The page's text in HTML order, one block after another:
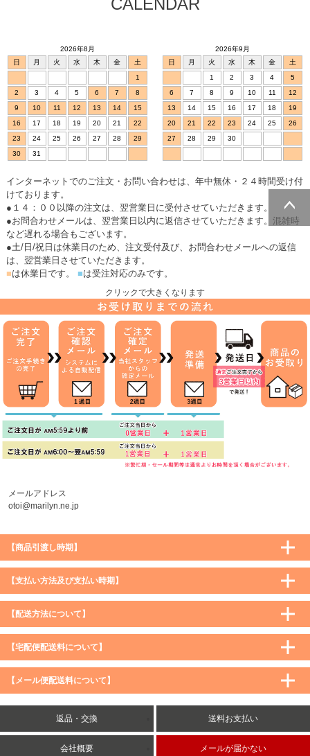
ページトッ
プへ
2026年8月
日
月 火 水 木 金
土
1
2
3 4 5 6 7
8
9
10 11 12 13 14
15
16
17 18 19 20 21
22
23
24 25 26 27 28
29
30
31
2026年9月
日
月 火 水 木 金
土
1
2 3 4
5
6
7 8 9 10 11
12
13
14 15 16 17 18
19
20
21 22 23 24 25
26
27
28 29 30
インターネットでのご注文・お問い合わせは、年中無休・２４時間受け付
けております。
●１４：００以降の注文は、翌営業日に受付させていただきます。
●お問合わせメールは、翌営業日以内に返信させていただきます。混雑時
など遅れる場合もございます。
●土/日/祝日は休業日のため、注文受付及び、お問合わせメールへの返信
は、翌営業日させていただきます。
■は休業日です。 ■は受注対応のみです。
クリックで大きくなります
メールアドレス
otoi@marilyn.ne.jp
【商品引渡し時期】
【支払い方法及び支払い時期】
【配送方法について】
【宅配便配送料について】
購入価格 ／ 地域 通常 沖縄・離島など一部地域
5,900円（税込）未満
590円（税込）
【メール便配送料について】
5,900円（税込）以上
返品・交換 送料お支払い
会社概要 メールが届かない